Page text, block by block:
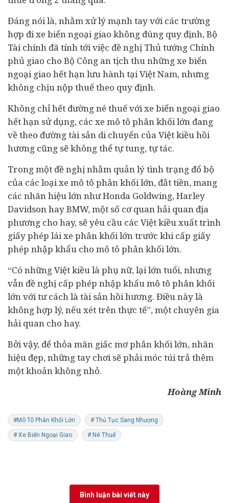
Đáng nói là, nhằm xử lý mạnh tay với các trường
hợp đi xe biển ngoại giao không đúng quy định, Bộ
Tài chính đã tính tới việc đề nghị Thủ tướng Chính
phủ giao cho Bộ Công an tịch thu những xe biển
ngoại giao hết hạn lưu hành tại Việt Nam, nhưng
không chịu nộp thuế theo quy định.
Không chỉ hết đường né thuế với xe biển ngoại giao
hết hạn sử dụng, các xe mô tô phân khối lớn đang
về theo đường tài sản di chuyển của Việt kiều hồi
hương cũng sẽ không thể tự tung, tự tác.
Trong một đề nghị nhằm quản lý tình trạng đổ bộ
của các loại xe mô tô phân khối lớn, đắt tiền, mang
các nhãn hiệu lớn như Honda Goldwing, Harley
Davidson hay BMW, một số cơ quan hải quan địa
phương cho hay, sẽ yêu cầu các Việt kiều xuất trình
giấy phép lái xe phân khối lớn trước khi cấp giấy
phép nhập khẩu cho mô tô phân khối lớn.
“Có những Việt kiều là phụ nữ, lại lớn tuổi, nhưng
vẫn đề nghị cấp phép nhập khẩu mô tô phân khối
lớn với tư cách là tài sản hồi hương. Điều này là
không hợp lý, nếu xét trên thực tế”, một chuyên gia
hải quan cho hay.
Bởi vậy, để thỏa mãn giấc mơ phân khối lớn, nhãn
hiệu đẹp, những tay chơi sẽ phải móc túi trả thêm
một khoản không nhỏ.
Hoàng Minh
#Mô Tô Phân Khối Lớn # Thủ Tục Sang Nhượng
# Xe Biển Ngoại Giao # Né Thuế
Bình luận bài viết này